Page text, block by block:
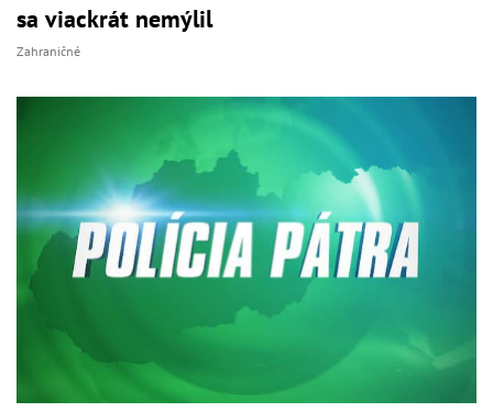
sa viackrát nemýlil
Zahraničné